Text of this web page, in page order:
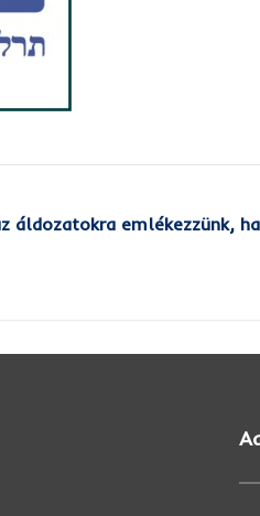
áldozatokra emlékezzünk,